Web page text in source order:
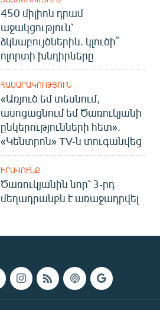
450 միլիոն դրամ
աջակցություն՝
ձկնաբույծներին. կլուծի՞
ոլորտի խնդիրները
ՀԱՍԱՐԱԿՈՒԹՅՈՒՆ
«Առյուծ եմ տեսնում,
ասոցացնում եմ Ծառուկյանի
ընկերությունների հետ».
«Կենտրոն» TV-ն տուգանվեց
ԻՐԱՎՈՒՆՔ
Ծառուկյանին նոր՝ 3-րդ
մեղադրանքն է առաջադրվել